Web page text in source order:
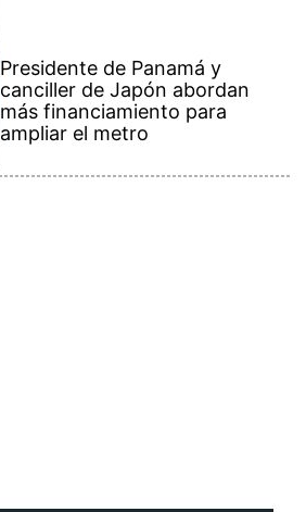
Presidente de Panamá y
canciller de Japón abordan
más financiamiento para
ampliar el metro